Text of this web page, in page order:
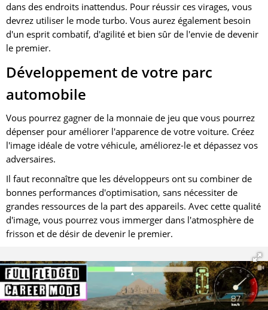
dans des endroits inattendus. Pour réussir ces virages, vous
devrez utiliser le mode turbo. Vous aurez également besoin
d'un esprit combatif, d'agilité et bien sûr de l'envie de devenir
le premier.
Développement de votre parc
automobile
Vous pourrez gagner de la monnaie de jeu que vous pourrez
dépenser pour améliorer l'apparence de votre voiture. Créez
l'image idéale de votre véhicule, améliorez-le et dépassez vos
adversaires.
Il faut reconnaître que les développeurs ont su combiner de
bonnes performances d'optimisation, sans nécessiter de
grandes ressources de la part des appareils. Avec cette qualité
d'image, vous pourrez vous immerger dans l'atmosphère de
frisson et de désir de devenir le premier.